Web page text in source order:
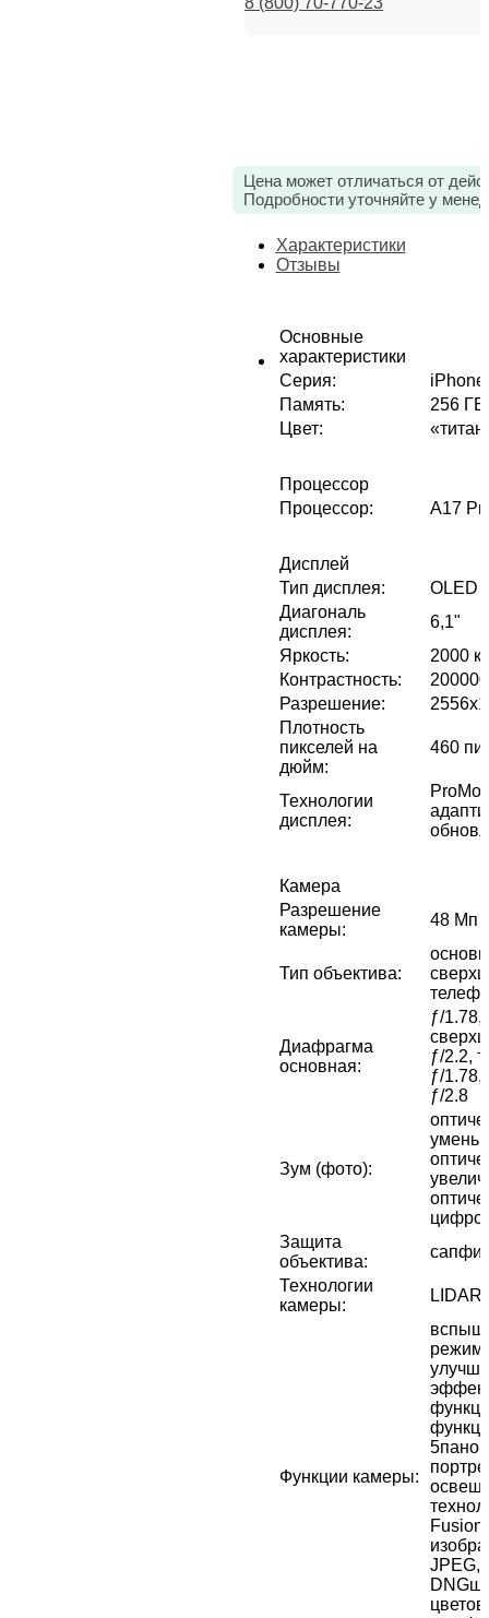
Цена может отличаться от
Подробности уточняйте у
Характеристики
Отзывы
Основные
характеристики
Серия:
Память:
256 ГБ
Цвет:
Процессор
Процессор: A17
Дисплей
Тип дисплея:
OLED
Диагональ
дисплея:
6,1"
Яркость:
2000
Контрастность:
Разрешение:
Плотность
пикселей на
дюйм:
460
Технологии
дисплея:
Камера
Разрешение
камеры:
48 Мп
Тип объектива:
Диафрагма
основная:
ƒ/1.78,
ƒ/2.2,
ƒ/1.78,
ƒ/2.8
Зум (фото):
Защита
объектива:
Технологии
камеры:
LIDAR
Функции камеры:
режим
JPEG,